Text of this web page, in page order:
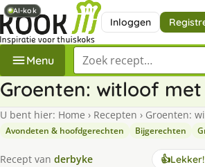
Inloggen
Menu Zoek een recept
Groenten: witloof
U bent hier: Home › Recepten › Groenten:
Avondeten & hoofdgerechten Bijgerechten
Recept van derbyke 👍Lekker!
AI-kok
AI-kok